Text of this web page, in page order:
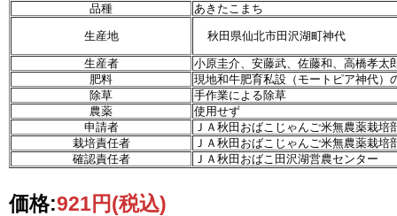
【生産者より】
「まんず、なんぼ取ってもまたヒエ見えるでや！」除草機押しに腰をのしのし手
取り除草、田植えから水管理と慣行栽培よりてまがかかりますが消費者の皆様が
喜んでくださる顔を思い浮かべながら頑張っています。真心込めて育てたじゃん
ご米あきたこまち、ぜひご賞味ください！
私たち6軒の農家が真心込めて作りました無農薬神代じゃんご米。ぜひ一度ご賞味
ください！
品種 あきたこまち
生産地 秋田県仙北市田沢湖町神代
生産者
小原圭介、安藤武、佐藤和、高橋孝太
肥料
現地和牛肥育私設（モートピア神代）
除草
手作業による除草
農薬
使用せず
申請者
ＪＡ秋田おばこじゃんご米無農薬栽培
栽培責任者
ＪＡ秋田おばこじゃんご米無農薬栽培
確認責任者
ＪＡ秋田おばこ田沢湖営農センター
価格:921円(税込)